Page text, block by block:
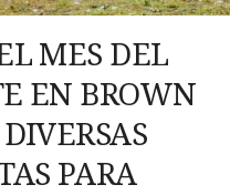
MES DEL
EN BROWN
PARA